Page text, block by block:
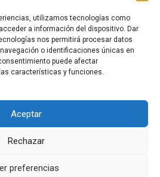
utilizamos tecnologías como
a información del dispositivo. Dar
nos permitirá procesar datos
o identificaciones únicas en
puede afectar
características y funciones.
Aceptar
Rechazar
preferencias
Aviso legal
de cookies
de accesibilidad
derechos reservados. Prohibida la